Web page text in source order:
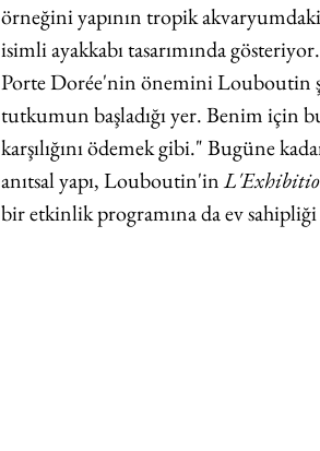
örneğini yapının tropik
isimli ayakkabı tasarımında
Porte Dorée'nin önemini Louboutin
tutkumun başladığı yer. Benim için
karşılığını ödemek gibi." Bugüne
anıtsal yapı, Louboutin'in
bir etkinlik programına da ev sahipliği